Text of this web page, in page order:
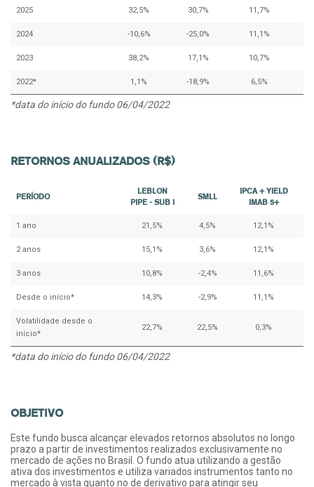
2025 32,5% 30,7% 11,7%
2024 -10,6% -25,0% 11,1%
2023 38,2% 17,1% 10,7%
2022* 1,1% -18,9% 6,5%
*data do início do fundo 06/04/2022
RETORNOS ANUALIZADOS (R$)
PERÍODO
LEBLON
PIPE - SUB I
SMLL
IPCA + YIELD
IMAB 5+
1 ano 21,5% 4,5% 12,1%
2 anos 15,1% 3,6% 12,1%
3 anos 10,8% -2,4% 11,6%
Desde o início* 14,3% -2,9% 11,1%
Volatilidade desde o
início*
22,7% 22,5% 0,3%
*data do início do fundo 06/04/2022
OBJETIVO
Este fundo busca alcançar elevados retornos absolutos no longo
prazo a partir de investimentos realizados exclusivamente no
mercado de ações no Brasil. O fundo atua utilizando a gestão
ativa dos investimentos e utiliza variados instrumentos tanto no
mercado à vista quanto no de derivativo para atingir seu